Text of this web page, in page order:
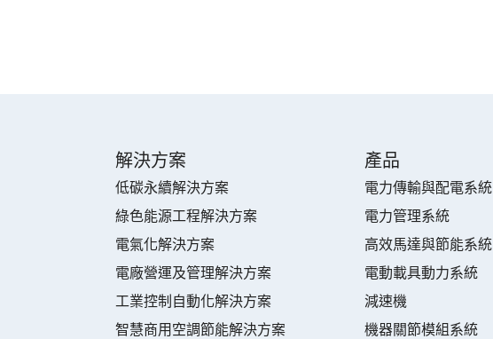
解決方案
低碳永續解決方案
綠色能源工程解決方案
電氣化解決方案
電廠營運及管理解決方案
工業控制自動化解決方案
智慧商用空調節能解決方案
產品
電力傳輸與配電系統
電力管理系統
高效馬達與節能系統
電動載具動力系統
減速機
機器關節模組系統